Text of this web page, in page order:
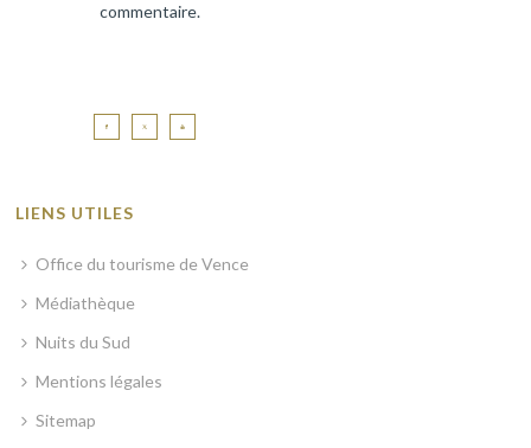
commentaire.
LIENS UTILES
Office du tourisme de Vence
Médiathèque
Nuits du Sud
Mentions légales
Sitemap